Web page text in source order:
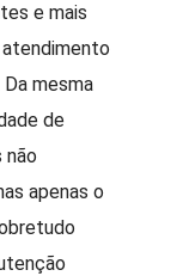
e mais
mesma
de
não
apenas o